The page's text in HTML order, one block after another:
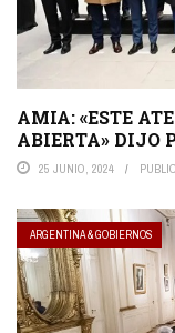
AMIA: «ESTE
ABIERTA» DIJO
25 JUNIO, 2024
ARGENTINA & GOBIERNOS